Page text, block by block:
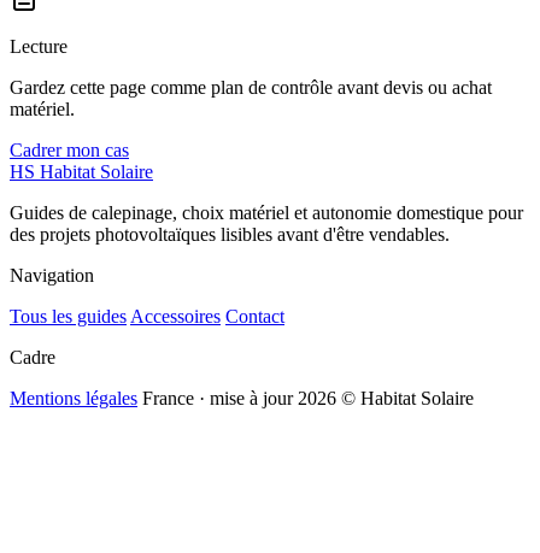
Lecture
Gardez cette page comme plan de contrôle avant devis ou achat
matériel.
Cadrer mon cas
HS Habitat Solaire
Guides de calepinage, choix matériel et autonomie domestique pour
des projets photovoltaïques lisibles avant d'être vendables.
Navigation
Tous les guides Accessoires Contact
Cadre
Mentions légales France · mise à jour 2026 © Habitat Solaire